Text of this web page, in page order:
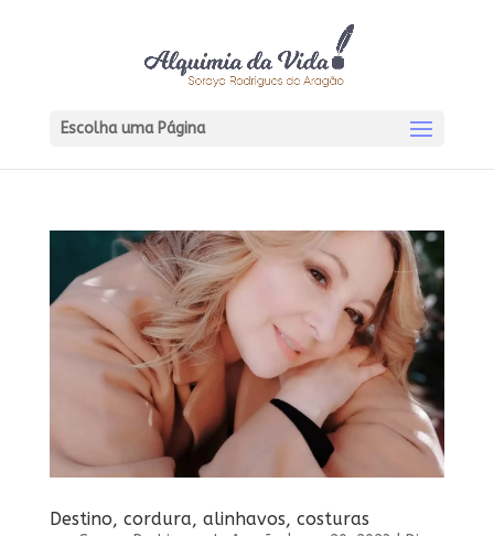
Escolha uma Página
Destino, cordura, alinhavos, costuras